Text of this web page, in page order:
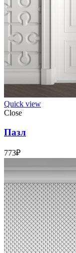
Quick view
Close
Пазл
773₽